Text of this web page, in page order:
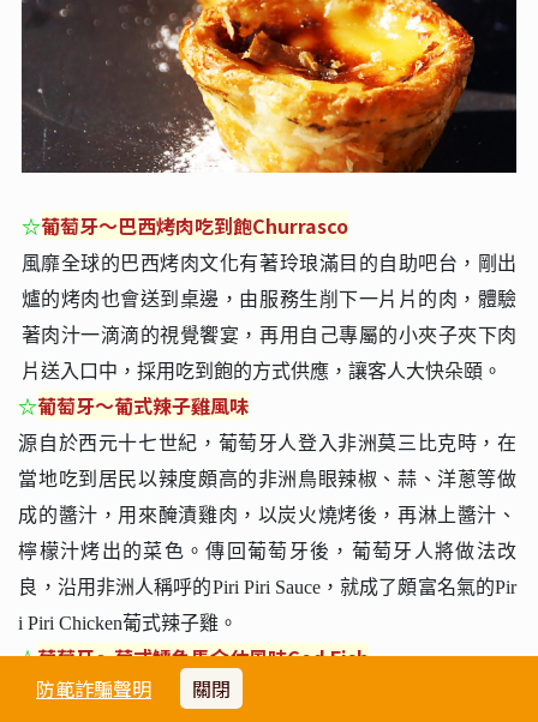
防範詐騙聲明 關閉
☆葡萄牙～巴西烤肉吃到飽Churrasco
風靡全球的巴西烤肉文化有著玲琅滿目的自助吧台，剛出
爐的烤肉也會送到桌邊，由服務生削下一片片的肉，體驗
著肉汁一滴滴的視覺饗宴，再用自己專屬的小夾子夾下肉
片送入口中，採用吃到飽的方式供應，讓客人大快朵頤。
☆葡萄牙～葡式辣子雞風味
源自於西元十七世紀，葡萄牙人登入非洲莫三比克時，在
當地吃到居民以辣度頗高的非洲鳥眼辣椒、蒜、洋蔥等做
成的醬汁，用來醃漬雞肉，以炭火燒烤後，再淋上醬汁、
檸檬汁烤出的菜色。傳回葡萄牙後，葡萄牙人將做法改
良，沿用非洲人稱呼的Piri Piri Sauce，就成了頗富名氣的Pir
i Piri Chicken葡式辣子雞。
☆葡萄牙～葡式鱈魚馬介休風味Cod Fish
鱈魚是葡萄牙常見的主食之一，傳統做法是將新鮮鱈魚用